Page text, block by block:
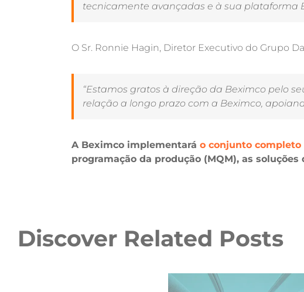
tecnicamente avançadas e à sua plataforma
O Sr. Ronnie Hagin, Diretor Executivo do Grupo
“Estamos gratos à direção da Beximco pelo
relação a longo prazo com a Beximco,
A Beximco implementará o conjunto
programação da produção (MQM), as
Discover Related Posts